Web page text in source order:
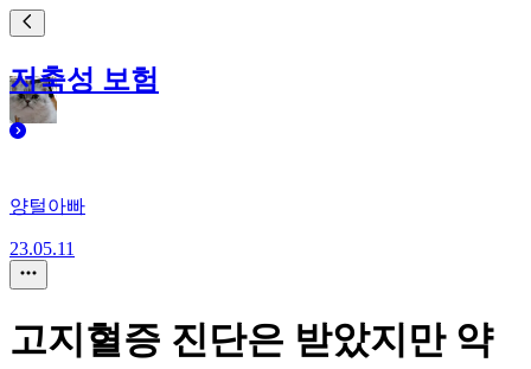
저축성 보험
양털아빠
23.05.11
고지혈증 진단은 받았지만 약